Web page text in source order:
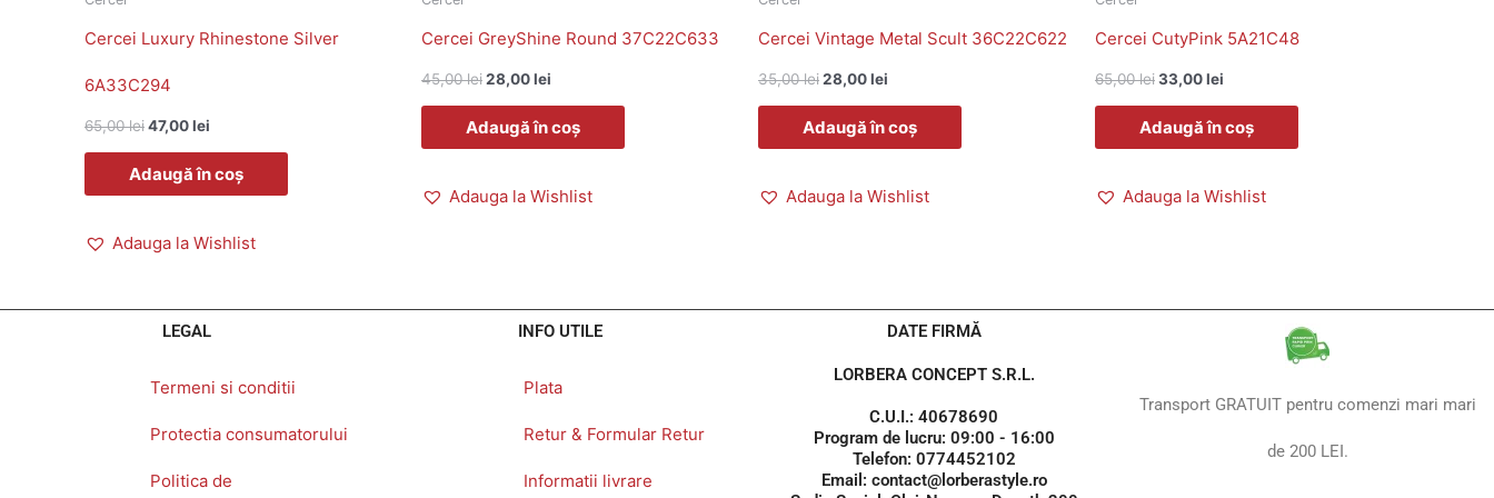
Cercei Luxury Rhinestone Silver
6A33C294
65,00lei47,00lei
Adaugă în coș
Adauga la Wishlist
Cercei GreyShine Round 37C22C633
45,00lei28,00lei
Adaugă în coș
Adauga la Wishlist
Cercei Vintage Metal Scult 36C22C622
35,00lei28,00lei
Adaugă în coș
Adauga la Wishlist
Cercei CutyPink 5A21C48
65,00lei33,00lei
Adaugă în coș
Adauga la Wishlist
LEGAL
Termeni si conditii
Protectia consumatorului
Politica de
INFO UTILE
Plata
Retur & Formular Retur
Informatii livrare
DATE FIRMĂ
LORBERA CONCEPT S.R.L.
C.U.I.: 40678690
Program de lucru: 09:00 - 16:00
Telefon: 0774452102
Email: contact@lorberastyle.ro
Transport GRATUIT pentru comenzi mari mari
de 200 LEI.